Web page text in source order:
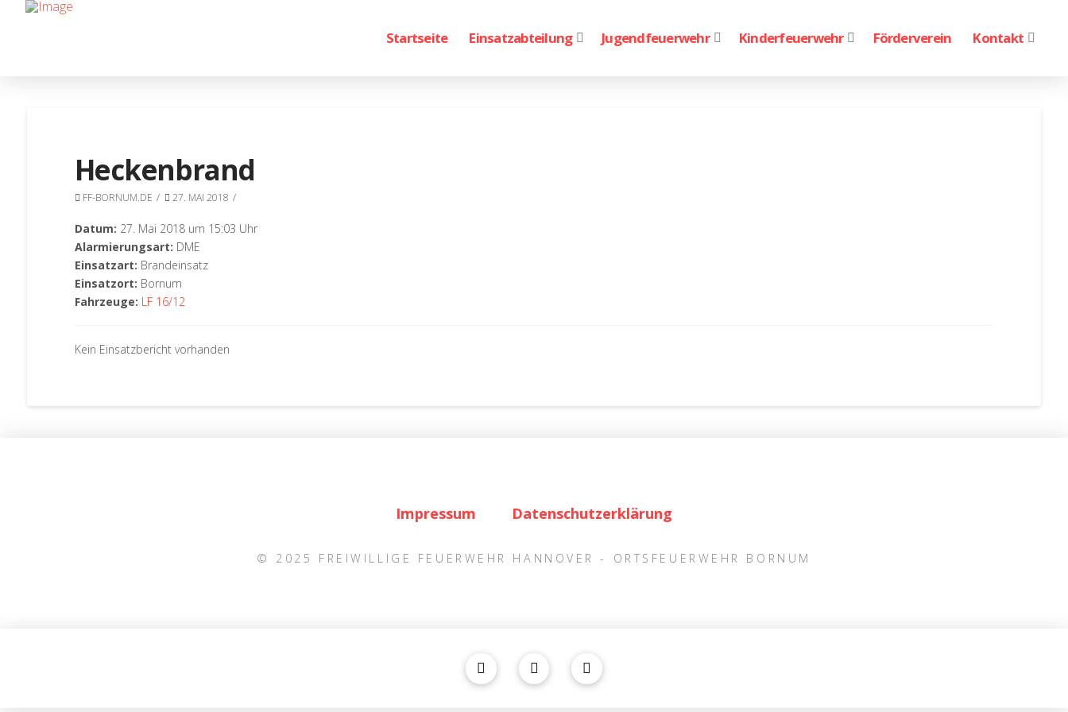
Startseite Einsatzabteilung Jugendfeuerwehr Kinderfeuerwehr Förderverein Kontakt
Heckenbrand
FF-BORNUM.DE 27. MAI 2018
Datum: 27. Mai 2018 um 15:03 Uhr
Alarmierungsart: DME
Einsatzart: Brandeinsatz
Einsatzort: Bornum
Fahrzeuge: LF 16/12
Kein Einsatzbericht vorhanden
Impressum Datenschutzerklärung
© 2025 FREIWILLIGE FEUERWEHR HANNOVER - ORTSFEUERWEHR BORNUM